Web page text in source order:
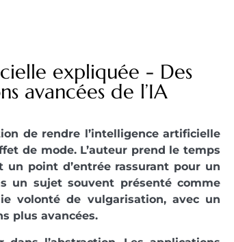
expliquée - Des
avancées de l’IA
de rendre l’intelligence artificielle
de mode. L’auteur prend le temps
un point d’entrée rassurant pour un
un sujet souvent présenté comme
volonté de vulgarisation, avec un
plus avancées.